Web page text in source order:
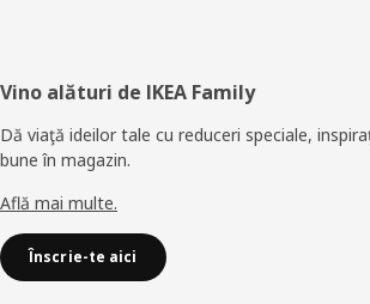
Subsol
Vino alături de IKEA Family
Dă viaţă ideilor tale cu reduceri speciale,
bune în magazin.
Află mai multe.
Înscrie-te aici